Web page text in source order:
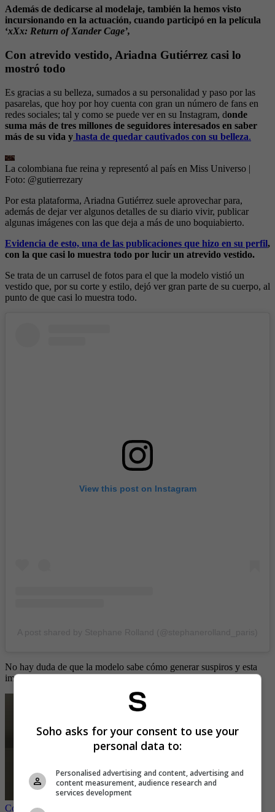
Además de dedicarse al modelaje, también la hemos visto
incursionando en la actuación, cuando participó en la película
‘xXx: Return of Xander Cage’,
Con atrevido vestido, Ariadna Gutiérrez casi lo
mostró todo
Es gracias a su belleza, sumados a su personalidad y paso por las
pasarelas, que hoy por hoy cuenta con gran un número de fans en
redes sociales; tal y como se puede ver en su Instagram, donde
suma más de tres millones de seguidores interesados en saber
más de su vida y hasta de quedar cautivados con su belleza.
La colombiana fue reina y representó al país en Miss Universo |
Foto: @gutierrezary
Por esta plataforma, Ariadna Gutiérrez suele aprovechar para,
además de dejar ver algunos detalles de su diario vivir, publicar
algunas imágenes con las que deja a más de uno boquiabierto.
Evidencia de esto, una de las publicaciones que hizo en su perfil,
con la que casi lo muestra todo por lucir un atrevido vestido.
Se trata de un carrusel de fotos para el que la modelo vistió un
vestido que, por su corte y estilo, dejó ver gran parte de su cuerpo, al
punto de que casi lo muestra todo.
View this post on Instagram
No hay duda de que la modelo sabe cómo generar suspiros y esta
imagen es una muestra de ello.
Con tremendo bikinazo, Lina Tejeiro se robó las miradas
Soho asks for your consent to use your
personal data to:
Personalised advertising and content, advertising and
content measurement, audience research and
services development